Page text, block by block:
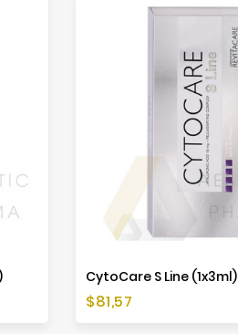
CytoCare S Line (1x3ml)
Preis
$81,57